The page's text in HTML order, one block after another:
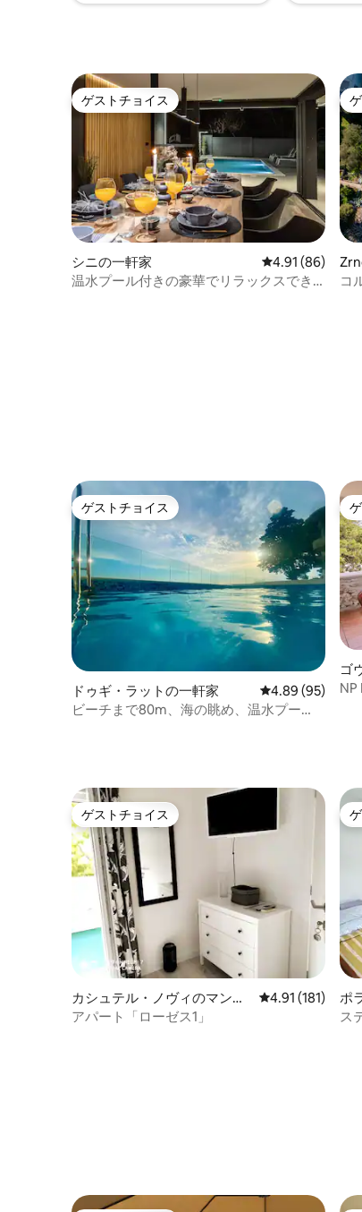
ゲストチョイス
ゲストチョイス
シニの一軒家 レビュー86件、
4.91 (86)
温水プール付きの豪華でリラックスでき
コ
ゲストチョイス
ゲストチョイス
ドゥギ・ラットの一軒家 レビュー95件、
4.89 (95)
ビーチまで80m、海の眺め、温水プー
ゴ
NP
ゲストチョイス
ゲストチョイス
カシュテル・ノヴィのマンシ
ョン・アパート
レビュー181件、
4.91 (181)
アパート「ローゼス1」
ポ
ー
ス